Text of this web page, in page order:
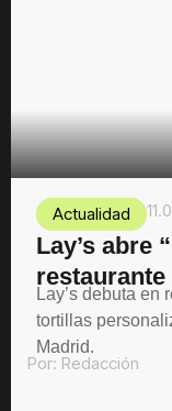
Actualidad
Lay’s abre
restaurante
Lay’s debuta en
tortillas
Madrid.
Por: Redacción